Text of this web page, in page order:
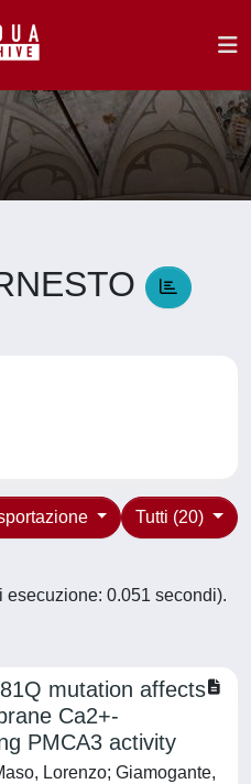
Tutti (20)
esecuzione: 0.051 secondi).
mutation affects
Ca2+-
PMCA3 activity
Lorenzo; Giamogante,